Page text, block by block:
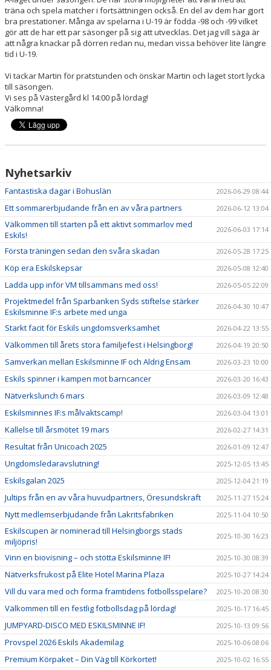
träna och spela matcher i fortsättningen också. En del av dem har gjort
bra prestationer. Många av spelarna i U-19 är födda -98 och -99 vilket
gör att de har ett par säsonger på sig att utvecklas. Det jag vill säga är
att några knackar på dörren redan nu, medan vissa behöver lite längre
tid i U-19.
Vi tackar Martin för pratstunden och önskar Martin och laget stort lycka
till säsongen.
Vi ses på Västergård kl 14:00 på lördag!
Välkomna!
Nyhetsarkiv
Fantastiska dagar i Bohuslän 2026-06-29 08:44
Ett sommarerbjudande från en av våra partners 2026-06-12 13:04
Välkommen till starten på ett aktivt sommarlov med
Eskils!
2026-06-03 17:14
Första träningen sedan den svåra skadan 2026-05-28 17:25
Köp era Eskilskepsar 2026-05-08 12:40
Ladda upp inför VM tillsammans med oss! 2026-05-05 22:09
Projektmedel från Sparbanken Syds stiftelse stärker
Eskilsminne IF:s arbete med unga
2026-04-30 10:47
Starkt facit för Eskils ungdomsverksamhet 2026-04-22 13:55
Välkommen till årets stora familjefest i Helsingborg! 2026-04-19 20:50
Samverkan mellan Eskilsminne IF och Aldrig Ensam 2026-03-23 10:00
Eskils spinner i kampen mot barncancer 2026-03-20 16:43
Nätverkslunch 6 mars 2026-03-09 12:48
Eskilsminnes IF:s målvaktscamp! 2026-03-04 13:01
Kallelse till årsmötet 19 mars 2026-02-27 14:31
Resultat från Unicoach 2025 2026-01-09 12:47
Ungdomsledaravslutning! 2025-12-05 13:45
Eskilsgalan 2025 2025-12-04 21:19
Jultips från en av våra huvudpartners, Öresundskraft 2025-11-27 15:24
Nytt medlemserbjudande från Lakritsfabriken 2025-11-04 10:50
Eskilscupen är nominerad till Helsingborgs stads
miljöpris!
2025-10-30 16:23
Vinn en biovisning – och stötta Eskilsminne IF! 2025-10-30 08:39
Nätverksfrukost på Elite Hotel Marina Plaza 2025-10-27 14:24
Vill du vara med och forma framtidens fotbollsspelare? 2025-10-20 08:30
Välkommen till en festlig fotbollsdag på lördag! 2025-10-17 16:45
JUMPYARD-DISCO MED ESKILSMINNE IF! 2025-10-13 09:56
Provspel 2026 Eskils Akademilag 2025-10-06 08:06
Premium Körpaket – Din Väg till Körkortet! 2025-10-02 16:55